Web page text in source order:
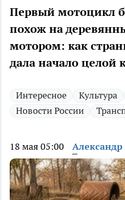
Первый мотоцикл
похож на
мотором: как
дала начало целой
Интересное Культура
Новости России
18 мая 05:00